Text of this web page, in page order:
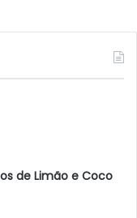
de Limão e Coco